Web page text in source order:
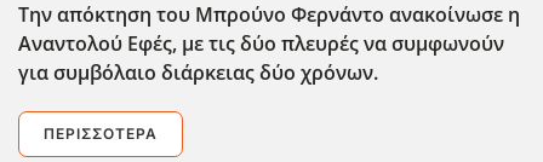
Την απόκτηση του Μπρούνο Φερνάντο ανακοίνωσε η
Αναντολού Εφές, με τις δύο πλευρές να συμφωνούν
για συμβόλαιο διάρκειας δύο χρόνων.
ΠΕΡΙΣΣΌΤΕΡΑ